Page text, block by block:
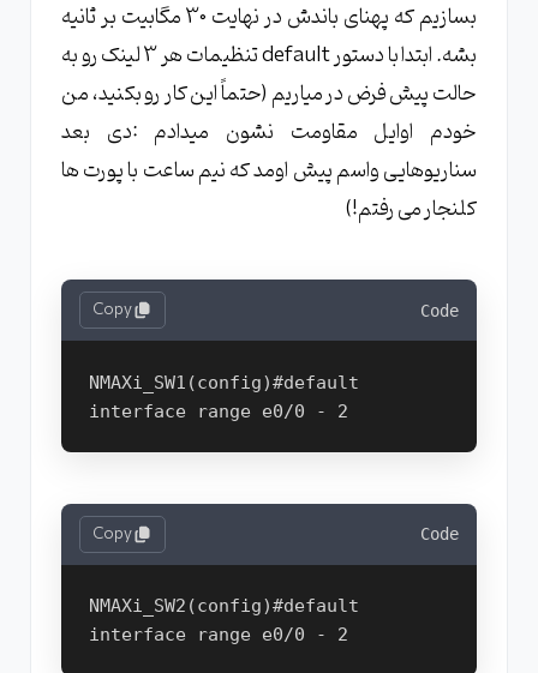
بسازیم که پهنای باندش در نهایت 30 مگابیت بر ثانیه
بشه. ابتدا با دستور default تنظیمات هر 3 لینک رو به
حالت پیش فرض در میاریم (حتماً این کار رو بکنید، من
خودم اوایل مقاومت نشون میدادم :دی بعد
سناریوهایی واسم پیش اومد که نیم ساعت با پورت ها
کلنجار می رفتم!)
Code
Copy
NMAXi_SW1(config)#default
Code
Copy
NMAXi_SW2(config)#default